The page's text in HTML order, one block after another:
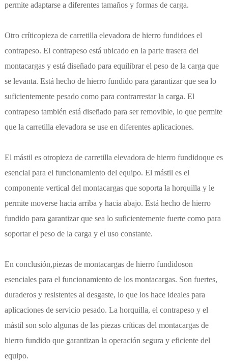
permite adaptarse a diferentes tamaños y formas de carga.
Otro críticopieza de carretilla elevadora de hierro fundidoes el
contrapeso. El contrapeso está ubicado en la parte trasera del
montacargas y está diseñado para equilibrar el peso de la carga que
se levanta. Está hecho de hierro fundido para garantizar que sea lo
suficientemente pesado como para contrarrestar la carga. El
contrapeso también está diseñado para ser removible, lo que permite
que la carretilla elevadora se use en diferentes aplicaciones.
El mástil es otropieza de carretilla elevadora de hierro fundidoque es
esencial para el funcionamiento del equipo. El mástil es el
componente vertical del montacargas que soporta la horquilla y le
permite moverse hacia arriba y hacia abajo. Está hecho de hierro
fundido para garantizar que sea lo suficientemente fuerte como para
soportar el peso de la carga y el uso constante.
En conclusión,piezas de montacargas de hierro fundidoson
esenciales para el funcionamiento de los montacargas. Son fuertes,
duraderos y resistentes al desgaste, lo que los hace ideales para
aplicaciones de servicio pesado. La horquilla, el contrapeso y el
mástil son solo algunas de las piezas críticas del montacargas de
hierro fundido que garantizan la operación segura y eficiente del
equipo.